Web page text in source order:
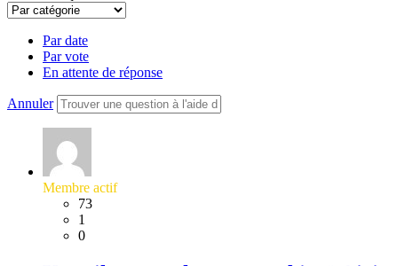
Par date
Par vote
En attente de réponse
Annuler
Membre actif
73
1
0